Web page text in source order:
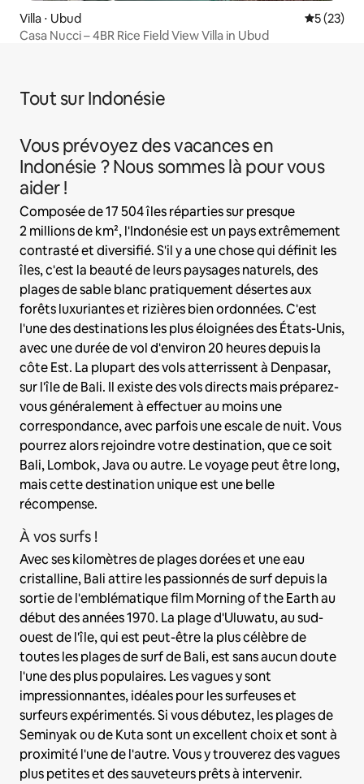
Villa ⋅ Ubud
5 (23)
Casa Nucci – 4BR Rice Field View Villa in Ubud
Tout sur Indonésie
Vous prévoyez des vacances en
Indonésie ? Nous sommes là pour vous
aider !
Composée de 17 504 îles réparties sur presque
2 millions de km², l'Indonésie est un pays extrêmement
contrasté et diversifié. S'il y a une chose qui définit les
îles, c'est la beauté de leurs paysages naturels, des
plages de sable blanc pratiquement désertes aux
forêts luxuriantes et rizières bien ordonnées. C'est
l'une des destinations les plus éloignées des États-Unis,
avec une durée de vol d'environ 20 heures depuis la
côte Est. La plupart des vols atterrissent à Denpasar,
sur l'île de Bali. Il existe des vols directs mais préparez-
vous généralement à effectuer au moins une
correspondance, avec parfois une escale de nuit. Vous
pourrez alors rejoindre votre destination, que ce soit
Bali, Lombok, Java ou autre. Le voyage peut être long,
mais cette destination unique est une belle
récompense.
À vos surfs !
Avec ses kilomètres de plages dorées et une eau
cristalline, Bali attire les passionnés de surf depuis la
sortie de l'emblématique film Morning of the Earth au
début des années 1970. La plage d'Uluwatu, au sud-
ouest de l'île, qui est peut-être la plus célèbre de
toutes les plages de surf de Bali, est sans aucun doute
l'une des plus populaires. Les vagues y sont
impressionnantes, idéales pour les surfeuses et
surfeurs expérimentés. Si vous débutez, les plages de
Seminyak ou de Kuta sont un excellent choix et sont à
proximité l'une de l'autre. Vous y trouverez des vagues
plus petites et des sauveteurs prêts à intervenir.